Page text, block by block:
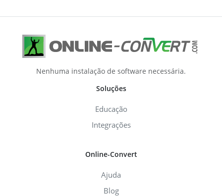
Nenhuma instalação de software necessária.
Soluções
Educação
Integrações
Online-Convert
Ajuda
Blog